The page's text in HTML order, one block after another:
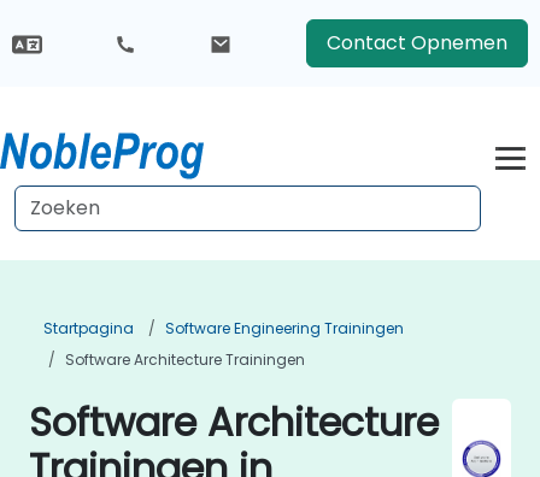
Contact Opnemen
Startpagina
Software Engineering Trainingen
Software Architecture Trainingen
Software Architecture